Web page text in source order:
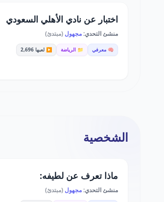
اختبار عن نادي الأهلي السعودي
منشئ التحدي:مجهول (مبتدئ)
🧠 معرفي 📁 الرياضة ▶️ لعبها 2,696
الشخصية
ماذا تعرف عن لطيفه:
منشئ التحدي:مجهول (مبتدئ)